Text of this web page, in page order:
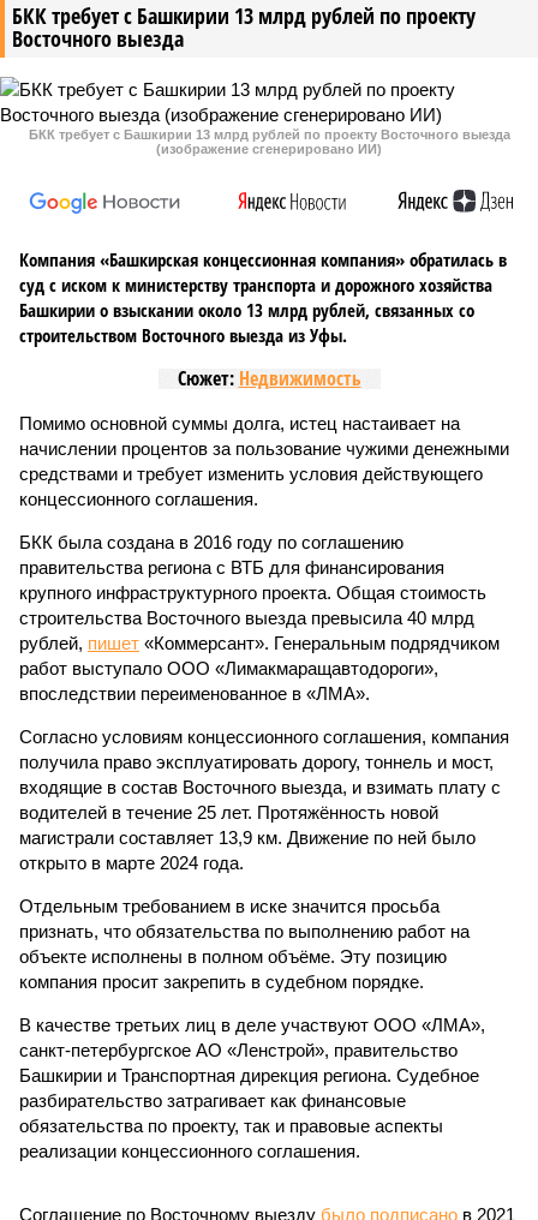
БКК требует с Башкирии 13 млрд рублей по проекту
Восточного выезда
БКК требует с Башкирии 13 млрд рублей по проекту Восточного выезда
(изображение сгенерировано ИИ)
Компания «Башкирская концессионная компания» обратилась в
суд с иском к министерству транспорта и дорожного хозяйства
Башкирии о взыскании около 13 млрд рублей, связанных со
строительством Восточного выезда из Уфы.
Сюжет: Недвижимость
Помимо основной суммы долга, истец настаивает на
начислении процентов за пользование чужими денежными
средствами и требует изменить условия действующего
концессионного соглашения.
БКК была создана в 2016 году по соглашению
правительства региона с ВТБ для финансирования
крупного инфраструктурного проекта. Общая стоимость
строительства Восточного выезда превысила 40 млрд
рублей, пишет «Коммерсант». Генеральным подрядчиком
работ выступало ООО «Лимакмаращавтодороги»,
впоследствии переименованное в «ЛМА».
Согласно условиям концессионного соглашения, компания
получила право эксплуатировать дорогу, тоннель и мост,
входящие в состав Восточного выезда, и взимать плату с
водителей в течение 25 лет. Протяжённость новой
магистрали составляет 13,9 км. Движение по ней было
открыто в марте 2024 года.
Отдельным требованием в иске значится просьба
признать, что обязательства по выполнению работ на
объекте исполнены в полном объёме. Эту позицию
компания просит закрепить в судебном порядке.
В качестве третьих лиц в деле участвуют ООО «ЛМА»,
санкт-петербургское АО «Ленстрой», правительство
Башкирии и Транспортная дирекция региона. Судебное
разбирательство затрагивает как финансовые
обязательства по проекту, так и правовые аспекты
реализации концессионного соглашения.
Соглашение по Восточному выезду было подписано в 2021